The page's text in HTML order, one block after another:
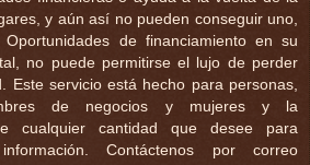
y aún así no pueden conseguir uno,
de financiamiento en su
no puede permitirse el lujo de perder
Este servicio está hecho para personas,
de negocios y mujeres y la
cualquier cantidad que desee para
Contáctenos por correo